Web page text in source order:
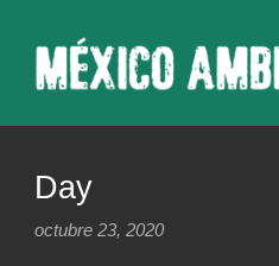
Day
octubre 23, 2020